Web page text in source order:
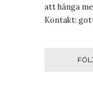
att hänga
Kontakt: